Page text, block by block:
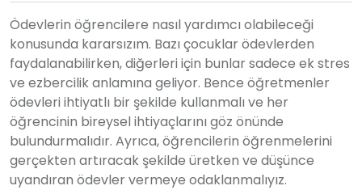
Ödevlerin öğrencilere nasıl yardımcı olabileceği
konusunda kararsızım. Bazı çocuklar ödevlerden
faydalanabilirken, diğerleri için bunlar sadece ek stres
ve ezbercilik anlamına geliyor. Bence öğretmenler
ödevleri ihtiyatlı bir şekilde kullanmalı ve her
öğrencinin bireysel ihtiyaçlarını göz önünde
bulundurmalıdır. Ayrıca, öğrencilerin öğrenmelerini
gerçekten artıracak şekilde üretken ve düşünce
uyandıran ödevler vermeye odaklanmalıyız.